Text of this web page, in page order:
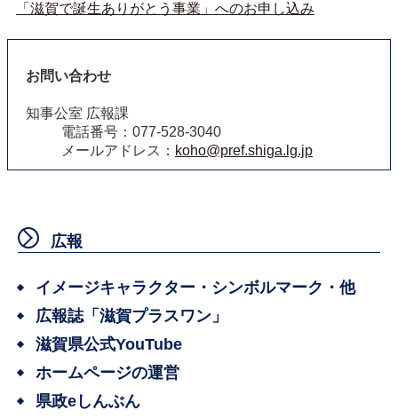
「滋賀で誕生ありがとう事業」へのお申し込み
お問い合わせ
知事公室 広報課
電話番号：077-528-3040
メールアドレス： koho@pref.shiga.lg.jp
広報
イメージキャラクター・シンボルマーク・他
広報誌「滋賀プラスワン」
滋賀県公式YouTube
ホームページの運営
県政eしんぶん